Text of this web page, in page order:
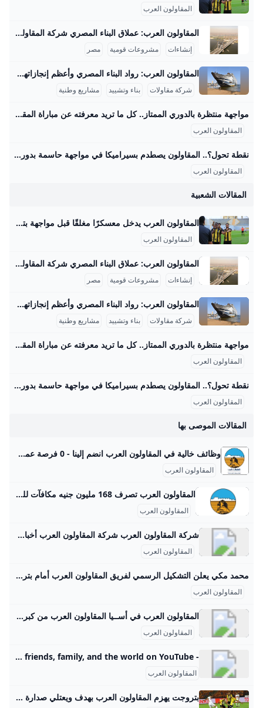
المقاولون العرب
المقاولون العرب: عملاق البناء المصري شركة المقاولون العرب هي من أكبر شركات المقاولات في الشرق الأوسط وأفريقيا، وتمتلك خبرة تزيد عن 70 عامًا في تنفيذ مشروعات عملاقة بداخل مصر وخارجها. من أبرز المشروعات القومية التي تشرف عليها الشركة في مصر مشروع محور روض الفرج الذي يبلغ طوله حوالي 16.7 كم، ويربط شرق القاهرة بالطريق الإسكندرية الصحراوي مرورًا بنهر النيل، ويُعتبر هذا المشروع هو أول جسر معلق ضخم يتم تنفيذه بأيدي مصرية فقط، حيث يعمل فيه حوالي 4000 مهندس وفني وعامل بالإضافة إلى استخدام معدات ثقيلة ومتطورة.
إنشاءات مشروعات قومية مصر
المقاولون العرب: رواد البناء المصري وأعظم إنجازاتهم المقاولون العرب هي شركة مصرية عريقة في مجال المقاولات والبناء، لها تاريخ غني ومشهود يمتد لأكثر من نصف قرن، بدأت كشركة صغيرة في الأربعينيات حتى أصبحت أحد عمالقة المقاولات في الشرق الأوسط وأفريقيا. قام بتأسيسها المهندس عثمان أحمد عثمان عام 1955، وهو شخصية بارزة صنعت تاريخًا في مجال البناء، وقاد الشركة نحو إنجازات ضخمة خلدتها ذاكرة مصر والعالم العربي. واحدة من أعظم إنجازات المقاولون العرب هي مشاركتها في بناء السد العالي في أسوان، المشروع الذي يعتبر علامة فارقة في الهندسة الوطنية المصرية.
شركة مقاولات بناء وتشييد مشاريع وطنية
مواجهة منتظرة بالدوري الممتاز.. كل ما تريد معرفته عن مباراة المقاولون العرب وسيراميكا كليوباترا والقنوات الناقلة – جريدة مانشيت تتجه أنظار عشاق كرة القدم المصرية مساء اليوم الجمعة الموافق 29 أغسطس 2025 نحو ملعب عثمان أحمد عثمان، حيث يشهد افتتاح الجولة الخامسة من الدوري المصري الممتاز اقرأ أيضًا:اليوم.. موعد مباراة الزمالك وسيراميكا في الدوري المصري والقنوات الناقلة القنوات الناقلة لمواجهة المقاولون وسيراميكا كليوباترا يمكن للمشجعين متابعة أحداث مباراة المقاولون العرب وسيراميكا كليوباترا مباشرةً وحصريًا عبر شاشات مجموعة قنوات أون سبورت. تُعد هذه القنوات الناقل الرسمي والوحيد لجميع مباريات مسابقة الدوري المصري الممتاز، مما يضمن تغطية شاملة للمباراة المرتقبة بين الفريقين مع استوديو تحليلي قبل وبعد اللقاء لمناقشة كل التفاصيل الفنية والتكتيكية.
المقاولون العرب
نقطة تحول؟.. المقاولون يصطدم بسيراميكا في مواجهة حاسمة بدوري nile اليوم – جريدة مانشيت يسعى فريق المقاولون العرب لتحقيق انتصاره الأول في الدوري المصري الممتاز عندما يستضيف سيراميكا كليوباترا مساء اليوم الجمعة في تمام الساعة السادسة، ضمن افتتاح اقرأ أيضًا:الموقف الأصعب على الإطلاق؟.. روبرتسون يفجر مفاجأة بشأن رحيل جوتا وتأثيره على ليفربول طموحات متباينة للفريقين في الدوري المصري يبحث المقاولون العرب، بقيادة مدربه محمد مكي، عن تحقيق نتيجة إيجابية تكسر سلسلة التعادلات والخسائر التي حققها الفريق في الجولات الماضية. اكتفى ذئاب الجبل بتعادلين وخسارة واحدة، كانت آخرها أمام بتروجت بهدف نظيف، مما يضعهم في موقف صعب في جدول الترتيب.
المقاولون العرب
المقالات الشعبية
المقاولون العرب يدخل معسكرًا مغلقًا قبل مواجهة بتروجت.. مكى يعترف بأزمة الهجوم يدخل فريق المقاولون العرب الأول لكرة القدم، تحت قيادة مدربه محمد مكي، معسكراً مغلقاً اليوم الأحد، استعداداً لمواجهة بتروجت في الجولة الأحد 24/أغسطس/2025 - 06:24 ص 8/24/2025 6:24:01 AM المقاولون العرب شيماء أبو قمر شارك طباعة يدخل فريق المقاولون العرب، تحت قيادة مدربه محمد مكي، معسكرًا مغلقًا اليوم الأحد، استعدادًا لمواجهة بتروجت في الجولة الرابعة من الدوري المصري الممتاز لموسم 2025-2026، والمقرر إقامتها غدًا الإثنين في التاسعة مساءً على استاد بتروسبورت.
المقاولون العرب
المقاولون العرب: عملاق البناء المصري شركة المقاولون العرب هي من أكبر شركات المقاولات في الشرق الأوسط وأفريقيا، وتمتلك خبرة تزيد عن 70 عامًا في تنفيذ مشروعات عملاقة بداخل مصر وخارجها. من أبرز المشروعات القومية التي تشرف عليها الشركة في مصر مشروع محور روض الفرج الذي يبلغ طوله حوالي 16.7 كم، ويربط شرق القاهرة بالطريق الإسكندرية الصحراوي مرورًا بنهر النيل، ويُعتبر هذا المشروع هو أول جسر معلق ضخم يتم تنفيذه بأيدي مصرية فقط، حيث يعمل فيه حوالي 4000 مهندس وفني وعامل بالإضافة إلى استخدام معدات ثقيلة ومتطورة.
إنشاءات مشروعات قومية مصر
المقاولون العرب: رواد البناء المصري وأعظم إنجازاتهم المقاولون العرب هي شركة مصرية عريقة في مجال المقاولات والبناء، لها تاريخ غني ومشهود يمتد لأكثر من نصف قرن، بدأت كشركة صغيرة في الأربعينيات حتى أصبحت أحد عمالقة المقاولات في الشرق الأوسط وأفريقيا. قام بتأسيسها المهندس عثمان أحمد عثمان عام 1955، وهو شخصية بارزة صنعت تاريخًا في مجال البناء، وقاد الشركة نحو إنجازات ضخمة خلدتها ذاكرة مصر والعالم العربي. واحدة من أعظم إنجازات المقاولون العرب هي مشاركتها في بناء السد العالي في أسوان، المشروع الذي يعتبر علامة فارقة في الهندسة الوطنية المصرية.
شركة مقاولات بناء وتشييد مشاريع وطنية
مواجهة منتظرة بالدوري الممتاز.. كل ما تريد معرفته عن مباراة المقاولون العرب وسيراميكا كليوباترا والقنوات الناقلة – جريدة مانشيت تتجه أنظار عشاق كرة القدم المصرية مساء اليوم الجمعة الموافق 29 أغسطس 2025 نحو ملعب عثمان أحمد عثمان، حيث يشهد افتتاح الجولة الخامسة من الدوري المصري الممتاز اقرأ أيضًا:اليوم.. موعد مباراة الزمالك وسيراميكا في الدوري المصري والقنوات الناقلة القنوات الناقلة لمواجهة المقاولون وسيراميكا كليوباترا يمكن للمشجعين متابعة أحداث مباراة المقاولون العرب وسيراميكا كليوباترا مباشرةً وحصريًا عبر شاشات مجموعة قنوات أون سبورت. تُعد هذه القنوات الناقل الرسمي والوحيد لجميع مباريات مسابقة الدوري المصري الممتاز، مما يضمن تغطية شاملة للمباراة المرتقبة بين الفريقين مع استوديو تحليلي قبل وبعد اللقاء لمناقشة كل التفاصيل الفنية والتكتيكية.
المقاولون العرب
نقطة تحول؟.. المقاولون يصطدم بسيراميكا في مواجهة حاسمة بدوري nile اليوم – جريدة مانشيت يسعى فريق المقاولون العرب لتحقيق انتصاره الأول في الدوري المصري الممتاز عندما يستضيف سيراميكا كليوباترا مساء اليوم الجمعة في تمام الساعة السادسة، ضمن افتتاح اقرأ أيضًا:الموقف الأصعب على الإطلاق؟.. روبرتسون يفجر مفاجأة بشأن رحيل جوتا وتأثيره على ليفربول طموحات متباينة للفريقين في الدوري المصري يبحث المقاولون العرب، بقيادة مدربه محمد مكي، عن تحقيق نتيجة إيجابية تكسر سلسلة التعادلات والخسائر التي حققها الفريق في الجولات الماضية. اكتفى ذئاب الجبل بتعادلين وخسارة واحدة، كانت آخرها أمام بتروجت بهدف نظيف، مما يضعهم في موقف صعب في جدول الترتيب.
المقاولون العرب
المقالات الموصى بها
وظائف خالية في المقاولون العرب انضم إلينا - 0 فرصة عمل اليوم فرص توظيف مميزة مع المقاولون العرب. نحن نوفر 0 وظيفة خالية في مجالات مختلفة مثل (التشييد والبناء). انضم إلى موظفينا وابدأ مستقبلك المهني اليوم! سوف يظهر هنا قائمة بأحدث الوظائف وظائف اعمال ادارية وظائف تسويق ومبيعات وظائف مالية وقانونية وظائف سياحة وضيافة وظائف التشييد والبناء وظائف خدمات وظائف حرف وظائف صناعة وزراعة وظائف قيادة وتوصيل وظائف تكنولوجيا معلومات واتصالات وظائف عمارة وهندسة وظائف طب وصيدلة وظائف تربية وتعليم وظائف خالية فى كل المجالات
المقاولون العرب
المقاولون العرب تصرف 168 مليون جنيه مكافآت للعاملين - اليوم السابع أكد المهندس محسن صلاح، رئيس شركة المقاولون العرب، أنه تم صرف 4 شهور مكافأة لمختلف العاملين بالشركة من قيمة الأرباح وعددهم 80 ألف عامل بقيمة 168 مليون جنيه، بحد أدنى 2000 جنيه للعامل الصغير وحد أقصى 3000 جنيه بحيث لا تتجاوز قيمة المكافأة عن ثلاثة آلاف جنيه للعامل مهما كان منصبة. “المقاولون العرب” تصرف 168 مليون جنيه مكافآت للعاملين الإثنين، 17 فبراير 2014 06:58 م هل تعطل مصر مساعدات غزة؟ الإيكونوميست تجيب وتفضح أكاذيب الاحتلال والإخوان البنك المركزى يقرر خفض أسعار الفائدة على الإيداع والإقراض بنسبة 2% هذه الجهات إجازة الخميس المقبل بمناسبة المولد النبوى.
المقاولون العرب
شركة المقاولون العرب شركة المقاولون العرب أخبار وتقارير اقتصادية قطار نواكشوط المتعثر يسير على سكة الانتقاد الشعبي لطالما أدى تعرقل بعض المشاريع التنموية في موريتانيا إلى زعزعة ثقة المواطن بمخططات الحكومات الانتخابات النيابية والمحلية في موريتانيا اختبار مبكر للاقتراع الرئاسي هموم المعيشة تسرق جمهور الكوميديا في موريتانيا أخبار وتقارير اقتصادية كيف تعززت الاستثمارات الخارجية المصرية في أفريقيا؟ - ماذا يعرقل ترسيم الحدود البحرية بين مصر وفلسطين؟ اقتصاد بتكلفة 2.9 مليار دولار… تنزانيا تبدأ طريق التنمية ببناء سد “ستيجلر جورج”
المقاولون العرب
محمد مكي يعلن التشكيل الرسمي لفريق المقاولون العرب أمام بتروجيت في الدوري الممتاز استقر محمد مكي المدير الفني للفريق الأول لكرة القدم بنادي المقاولون العرب علي تشكيل فريقه لمواجهة نظيره فريق بتروجيت في تمام الساعة التاسعة من مساء اليوم الإثنين علي ملعب ستاد بتروسبورت في إطار مباريات الجولة الرابعة لمسابقة الدوري المصري الممتاز دوري نايل للموسم الحالي 2025-2026. المقاولون العرب الإثنين 25/أغسطس/2025 - 08:40 م 8/25/2025 8:40:47 PM رياضة محمد زكي طباعة استقر محمد مكي المدير الفني للفريق الأول لكرة القدم بنادي المقاولون العرب علي تشكيل فريقه لمواجهة نظيره فريق بتروجيت في تمام الساعة التاسعة من مساء اليوم الإثنين علي ملعب ستاد بتروسبورت في إطار مباريات الجولة الرابعة لمسابقة الدوري المصري الممتاز دوري نايل للموسم الحالي 2025-2026.
المقاولون العرب
المقاولون العرب في أســيا المقاولون العرب من كبرى شركات المقاولات فى الشرق الاوسط وافريقيا فى أعمال التشييد والبناء مثل الكبارى والطرق والأنفاق والمطارات ومشروعات المياه والصرف الصحى
المقاولون العرب
- YouTube Enjoy the videos and music you love, upload original content, and share it all with friends, family, and the world on YouTube.
المقاولون العرب
بتروجت يهزم المقاولون العرب بهدف ويعتلي صدارة دوري نايل حقق فريق بتروجت فوزا ثمينا على ضيفه المقاولون العرب بهدف دون رد، في اللقاء الذي جمع بينهما مساء الإثنين على ملعب بتروسبورت الإثنين 25/أغسطس/2025 - 11:37 م 8/25/2025 11:37:52 PM طباعة شارك بتروجيت والمقاولون كريم عاطف حقق فريق بتروجت فوزا ثمينا على ضيفه المقاولون العرب بهدف دون رد، في اللقاء الذي جمع بينهما مساء الإثنين على ملعب بتروسبورت، ضمن منافسات الجولة الرابعة من مسابقة دوري نايل للمحترفين. شهدت المباراة بداية قوية من جانب بتروجت، الذي ضغط مبكرًا بحثا عن هدف التقدم، في ظل تمركز دفاعي منظم من لاعبي المقاولون العرب الذين حاولوا امتصاص الحماس الهجومي لأصحاب الأرض.